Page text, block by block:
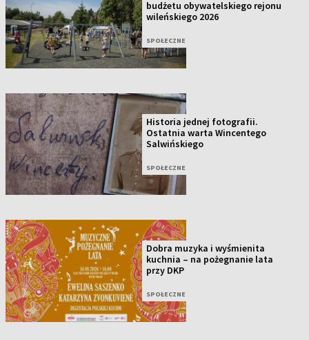
budżetu obywatelskiego rejonu
wileńskiego 2026
SPOŁECZNE
Historia jednej fotografii.
Ostatnia warta Wincentego
Salwińskiego
SPOŁECZNE
Dobra muzyka i wyśmienita
kuchnia – na pożegnanie lata
przy DKP
SPOŁECZNE